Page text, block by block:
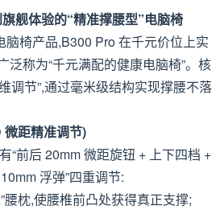
舰体验的“精准撑腰型”电脑椅
脑椅产品,B300 Pro 在千元价位上实
泛称为“千元满配的健康电脑椅”。核
调节”,通过毫米级结构实现撑腰不落
距精准调节)
“前后 20mm 微距旋钮 + 上下四档 +
浮弹”四重调节:
腰枕,使腰椎前凸处获得真正支撑;